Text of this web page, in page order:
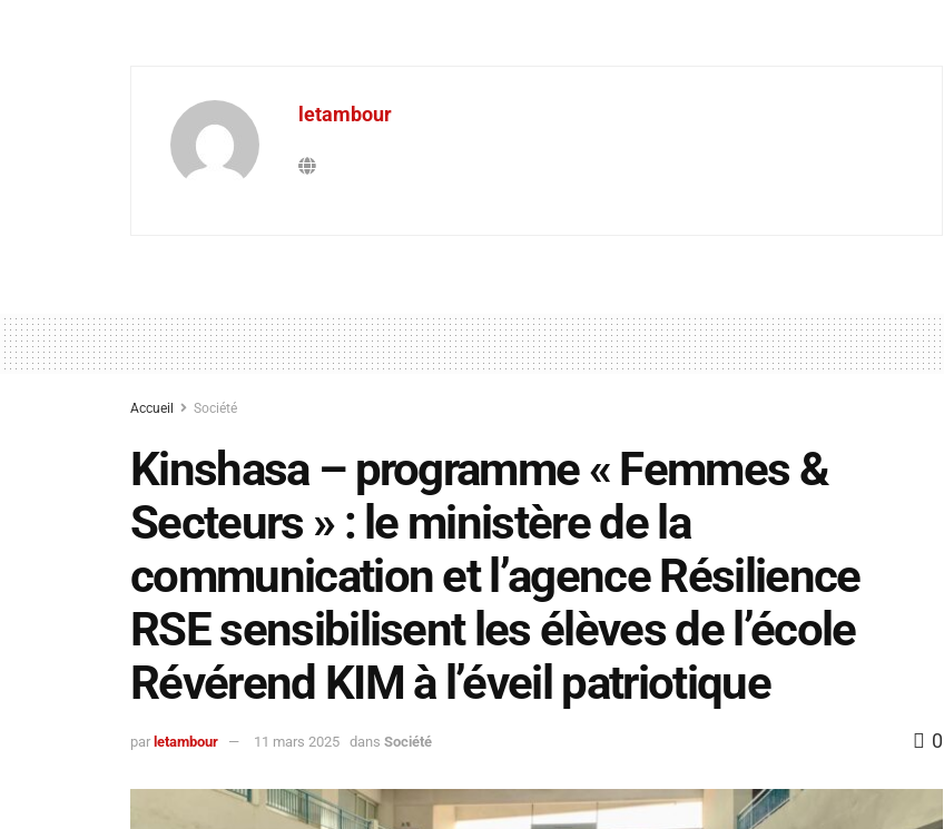
letambour
Accueil Société
Kinshasa – programme « Femmes &
Secteurs » : le ministère de la
communication et l’agence Résilience
RSE sensibilisent les élèves de l’école
Révérend KIM à l’éveil patriotique
par letambour 11 mars 2025 dans Société 0